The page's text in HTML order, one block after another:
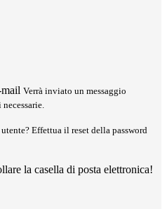
Verrà inviato un messaggio
Effettua il reset della password
la casella di posta elettronica!